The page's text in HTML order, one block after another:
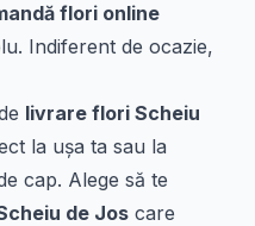
flori online
Indiferent de ocazie,
livrare flori Scheiu
la ușa ta sau la
cap. Alege să te
de Jos care